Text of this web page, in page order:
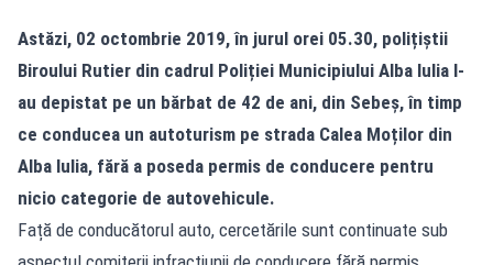
Astăzi, 02 octombrie 2019, în jurul orei 05.30, polițiștii
Biroului Rutier din cadrul Poliției Municipiului Alba Iulia l-
au depistat pe un bărbat de 42 de ani, din Sebeș, în timp
ce conducea un autoturism pe strada Calea Moților din
Alba Iulia, fără a poseda permis de conducere pentru
nicio categorie de autovehicule.
Față de conducătorul auto, cercetările sunt continuate sub